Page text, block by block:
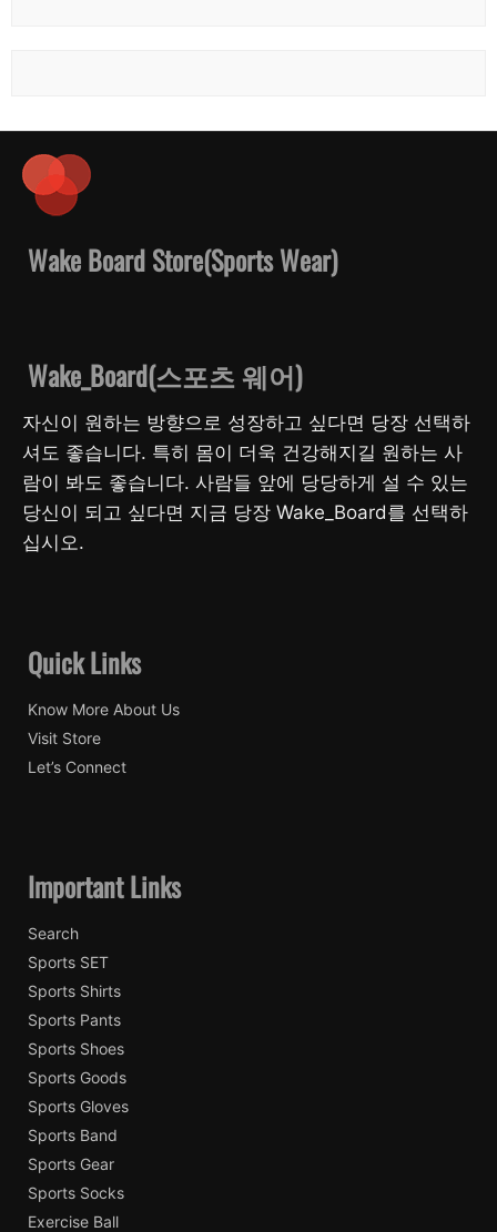
Wake Board Store(Sports Wear)
Wake_Board(스포츠 웨어)
자신이 원하는 방향으로 성장하고 싶다면 당장 선택하
셔도 좋습니다. 특히 몸이 더욱 건강해지길 원하는 사
람이 봐도 좋습니다. 사람들 앞에 당당하게 설 수 있는
당신이 되고 싶다면 지금 당장 Wake_Board를 선택하
십시오.
Quick Links
Know More About Us
Visit Store
Let’s Connect
Important Links
Search
Sports SET
Sports Shirts
Sports Pants
Sports Shoes
Sports Goods
Sports Gloves
Sports Band
Sports Gear
Sports Socks
Exercise Ball